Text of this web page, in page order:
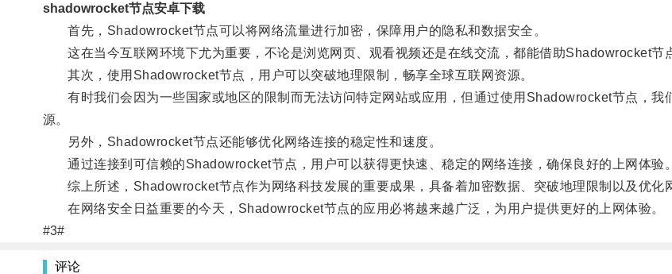
shadowrocket节点安卓下载
首先，Shadowrocket节点可以将网络流量进行加密，保障用户的隐私和数据安全。
这在当今互联网环境下尤为重要，不论是浏览网页、观看视频还是在线交流，都能借助Shadowrocket节
其次，使用Shadowrocket节点，用户可以突破地理限制，畅享全球互联网资源。
有时我们会因为一些国家或地区的限制而无法访问特定网站或应用，但通过使用Shadowrocket节点，我
源。
另外，Shadowrocket节点还能够优化网络连接的稳定性和速度。
通过连接到可信赖的Shadowrocket节点，用户可以获得更快速、稳定的网络连接，确保良好的上网体验。
综上所述，Shadowrocket节点作为网络科技发展的重要成果，具备着加密数据、突破地理限制以及优化
在网络安全日益重要的今天，Shadowrocket节点的应用必将越来越广泛，为用户提供更好的上网体验。
#3#
评论